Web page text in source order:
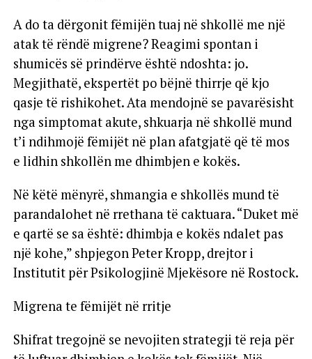
A do ta dërgonit fëmijën tuaj në shkollë me një
atak të rëndë migrene? Reagimi spontan i
shumicës së prindërve është ndoshta: jo.
Megjithatë, ekspertët po bëjnë thirrje që kjo
qasje të rishikohet. Ata mendojnë se pavarësisht
nga simptomat akute, shkuarja në shkollë mund
t’i ndihmojë fëmijët në plan afatgjatë që të mos
e lidhin shkollën me dhimbjen e kokës.
Në këtë mënyrë, shmangia e shkollës mund të
parandalohet në rrethana të caktuara. “Duket më
e qartë se sa është: dhimbja e kokës ndalet pas
një kohe,” shpjegon Peter Kropp, drejtor i
Institutit për Psikologjinë Mjekësore në Rostock.
Migrena te fëmijët në rritje
Shifrat tregojnë se nevojiten strategji të reja për